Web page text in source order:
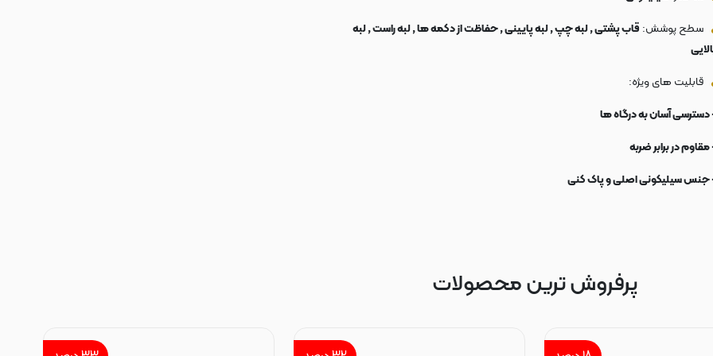
سطح پوشش: قاب پشتی , لبه چپ , لبه پایینی , حفاظت از دکمه ها , لبه راست , لبه
قابلیت های ویژه:
دسترسی آسان به درگاه ها
مقاوم در برابر ضربه
جنس سیلیکونی اصلی و پاک کنی
پرفروش ترین محصولات